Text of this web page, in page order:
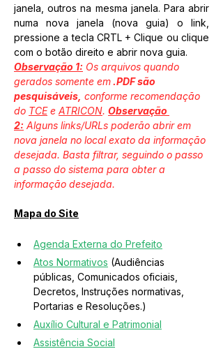
janela, outros na mesma janela. Para abrir
numa nova janela (nova guia) o link,
pressione a tecla CRTL + Clique ou clique
com o botão direito e abrir nova guia.
Observação 1: Os arquivos quando
gerados somente em .PDF são
pesquisáveis, conforme recomendação
do TCE e ATRICON. Observação
2: Alguns links/URLs poderão abrir em
nova janela no local exato da informação
desejada. Basta filtrar, seguindo o passo
a passo do sistema para obter a
informação desejada.
Mapa do Site
Agenda Externa do Prefeito
Atos Normativos (Audiências
públicas, Comunicados oficiais,
Decretos, Instruções normativas,
Portarias e Resoluções.)
Auxílio Cultural e Patrimonial
Assistência Social